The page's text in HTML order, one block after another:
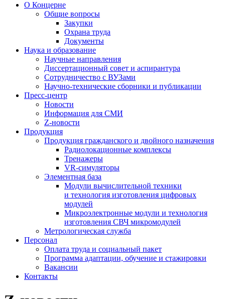
О Концерне
Общие вопросы
Закупки
Охрана труда
Документы
Наука и образование
Научные направления
Диссертационный совет и аспирантура
Сотрудничество с ВУЗами
Научно-технические сборники и публикации
Пресс-центр
Новости
Информация для СМИ
Z-новости
Продукция
Продукция гражданского и двойного назначения
Радиолокационные комплексы
Тренажеры
VR-симуляторы
Элементная база
Модули вычислительной техники
и технология изготовления цифровых
модулей
Микроэлектронные модули и технология
изготовления СВЧ микромодулей
Метрологическая служба
Персонал
Оплата труда и социальный пакет
Программа адаптации, обучение и стажировки
Вакансии
Контакты